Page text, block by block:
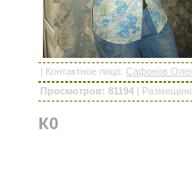
| Контактное лицо: Сафонов
Просмотров: 81194 |
К0